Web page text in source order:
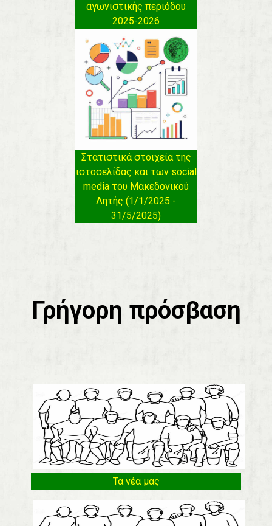
αγωνιστικής περιόδου
2025-2026
Στατιστικά στοιχεία της
ιστοσελίδας και των social
media του Μακεδονικού
Λητής (1/1/2025 -
31/5/2025)
Γρήγορη πρόσβαση
Τα νέα μας